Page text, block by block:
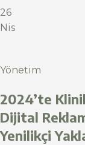
26
Nis
Yönetim
2024’te
Dijital
Yenilikçi